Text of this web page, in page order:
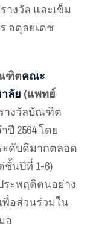
งวัล และเข็ม
อดุลยเดช
ฑิตคณะ
ลัย (แพทย์
างวัลบัณฑิต
2564 โดย
ดับดีมากตลอด
ชั้นปีที่ 1-6)
ระพฤติตนอย่าง
อส่วนร่วมใน
อ